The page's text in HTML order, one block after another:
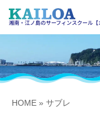
湘南・江ノ島のサーフィンスクール【
HOME » サブレ